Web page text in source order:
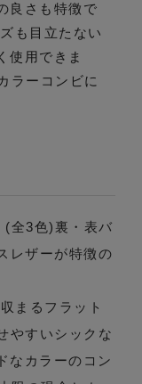
良さも特徴で
も目立たない
使用できま
ラーコンビに
(全3色)裏・表バ
レザーが特徴の
まるフラット
やすいシックな
なカラーのコン